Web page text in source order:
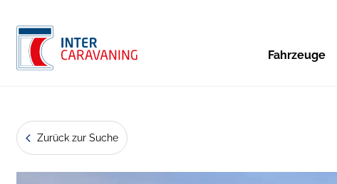
Fahrzeuge
Zurück zur Suche